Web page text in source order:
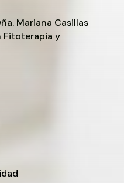
Mariana Casillas
Fitoterapia y